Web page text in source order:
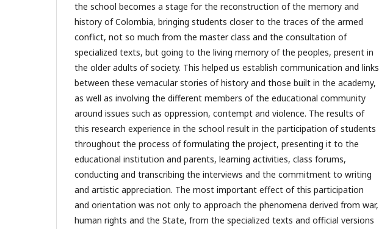
the school becomes a stage for the reconstruction of the memory and
history of Colombia, bringing students closer to the traces of the armed
conflict, not so much from the master class and the consultation of
specialized texts, but going to the living memory of the peoples, present in
the older adults of society. This helped us establish communication and links
between these vernacular stories of history and those built in the academy,
as well as involving the different members of the educational community
around issues such as oppression, contempt and violence. The results of
this research experience in the school result in the participation of students
throughout the process of formulating the project, presenting it to the
educational institution and parents, learning activities, class forums,
conducting and transcribing the interviews and the commitment to writing
and artistic appreciation. The most important effect of this participation
and orientation was not only to approach the phenomena derived from war,
human rights and the State, from the specialized texts and official versions